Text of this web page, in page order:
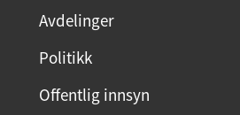
Avdelinger
Politikk
Offentlig innsyn